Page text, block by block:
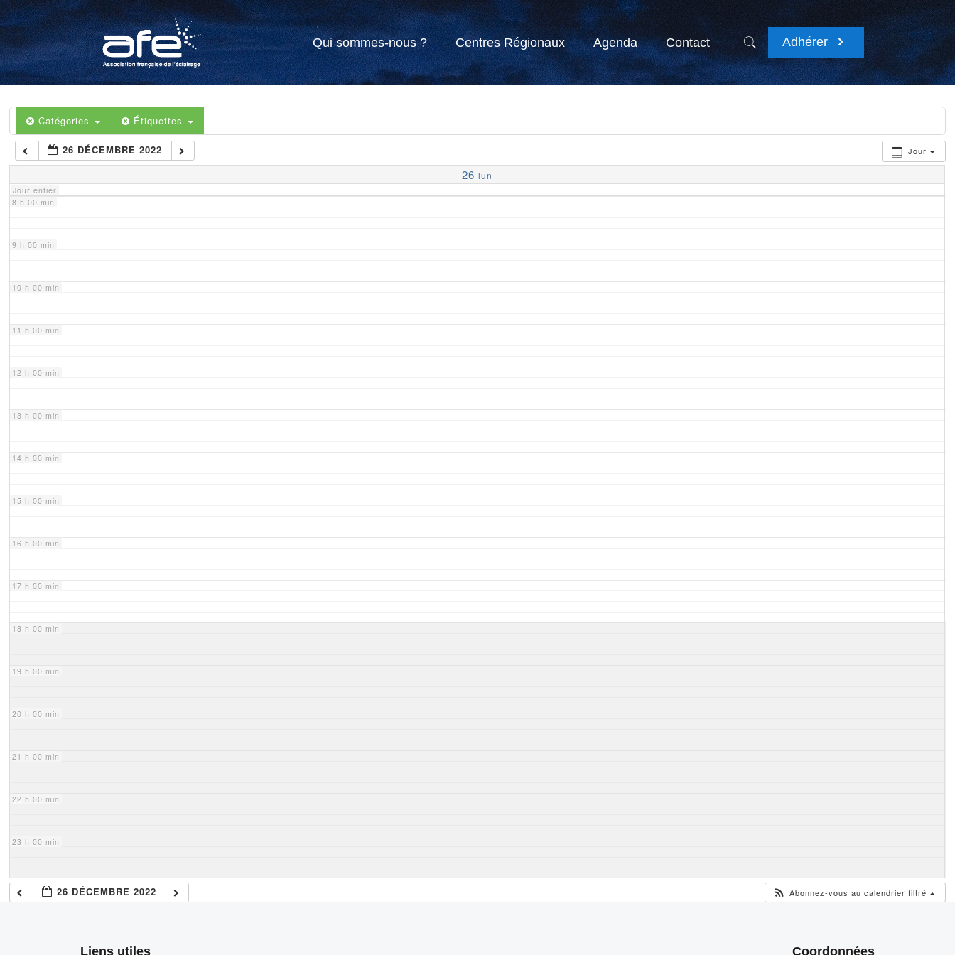
Qui sommes-nous ? Centres Régionaux Agenda Contact Adhérer
Catégories Étiquettes
Jour
26 DÉCEMBRE 2022
26 lun
Jour entier
4 h 00 min
5 h 00 min
6 h 00 min
7 h 00 min
8 h 00 min
9 h 00 min
10 h 00 min
11 h 00 min
12 h 00 min
13 h 00 min
14 h 00 min
15 h 00 min
16 h 00 min
17 h 00 min
18 h 00 min
19 h 00 min
20 h 00 min
21 h 00 min
22 h 00 min
23 h 00 min
26 DÉCEMBRE 2022 Abonnez-vous au calendrier filtré
Liens utiles Coordonnées